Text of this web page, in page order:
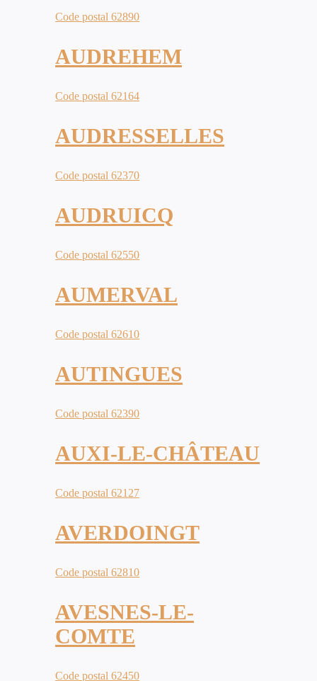
Code postal 62890
AUDREHEM
Code postal 62164
AUDRESSELLES
Code postal 62370
AUDRUICQ
Code postal 62550
AUMERVAL
Code postal 62610
AUTINGUES
Code postal 62390
AUXI-LE-CHÂTEAU
Code postal 62127
AVERDOINGT
Code postal 62810
AVESNES-LE-
COMTE
Code postal 62450